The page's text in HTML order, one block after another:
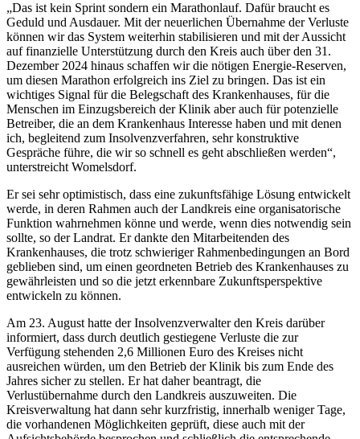
„Das ist kein Sprint sondern ein Marathonlauf. Dafür braucht es
Geduld und Ausdauer. Mit der neuerlichen Übernahme der Verluste
können wir das System weiterhin stabilisieren und mit der Aussicht
auf finanzielle Unterstützung durch den Kreis auch über den 31.
Dezember 2024 hinaus schaffen wir die nötigen Energie-Reserven,
um diesen Marathon erfolgreich ins Ziel zu bringen. Das ist ein
wichtiges Signal für die Belegschaft des Krankenhauses, für die
Menschen im Einzugsbereich der Klinik aber auch für potenzielle
Betreiber, die an dem Krankenhaus Interesse haben und mit denen
ich, begleitend zum Insolvenzverfahren, sehr konstruktive
Gespräche führe, die wir so schnell es geht abschließen werden“,
unterstreicht Womelsdorf.
Er sei sehr optimistisch, dass eine zukunftsfähige Lösung entwickelt
werde, in deren Rahmen auch der Landkreis eine organisatorische
Funktion wahrnehmen könne und werde, wenn dies notwendig sein
sollte, so der Landrat. Er dankte den Mitarbeitenden des
Krankenhauses, die trotz schwieriger Rahmenbedingungen an Bord
geblieben sind, um einen geordneten Betrieb des Krankenhauses zu
gewährleisten und so die jetzt erkennbare Zukunftsperspektive
entwickeln zu können.
Am 23. August hatte der Insolvenzverwalter den Kreis darüber
informiert, dass durch deutlich gestiegene Verluste die zur
Verfügung stehenden 2,6 Millionen Euro des Kreises nicht
ausreichen würden, um den Betrieb der Klinik bis zum Ende des
Jahres sicher zu stellen. Er hat daher beantragt, die
Verlustübernahme durch den Landkreis auszuweiten. Die
Kreisverwaltung hat dann sehr kurzfristig, innerhalb weniger Tage,
die vorhandenen Möglichkeiten geprüft, diese auch mit der